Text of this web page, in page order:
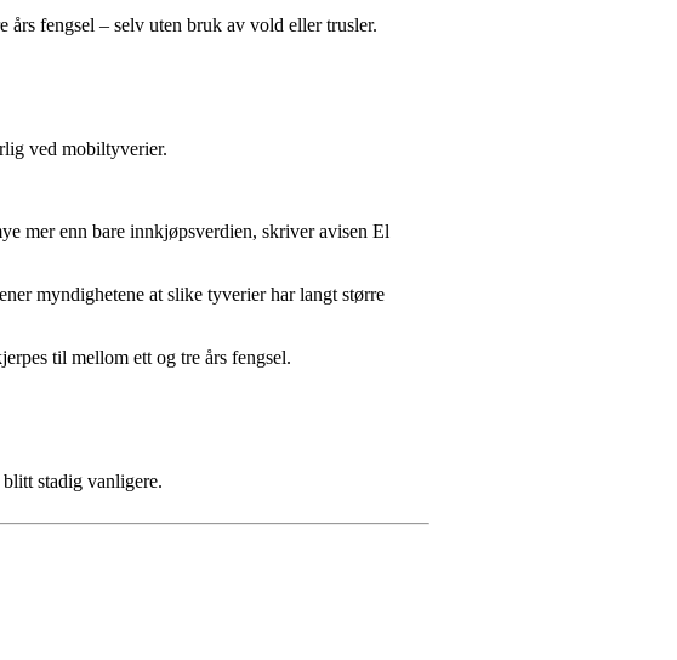
års fengsel – selv uten bruk av vold eller trusler.
ved mobiltyverier.
mer enn bare innkjøpsverdien, skriver avisen El
myndighetene at slike tyverier har langt større
til mellom ett og tre års fengsel.
stadig vanligere.